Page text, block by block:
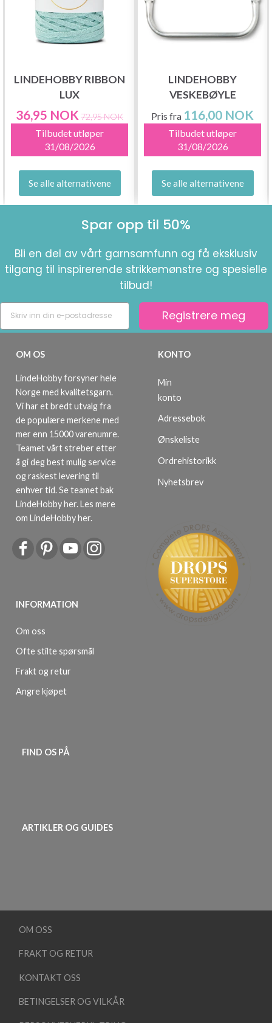
LINDEHOBBY RIBBON
LUX
36,95 NOK 72,95 NOK
Tilbudet utløper
31/08/2026
Se alle alternativene
LINDEHOBBY
VESKEBØYLE
Pris fra 116,00 NOK
Tilbudet utløper
31/08/2026
Se alle alternativene
Spar opp til 50%
Bli en del av vårt garnsamfunn og få eksklusiv
tilgang til inspirerende strikkemønstre og spesielle
tilbud!
Registrere meg
OM OS
LindeHobby forsyner hele
Norge med kvalitetsgarn.
Vi har et bredt utvalg fra
de populære merkene med
mer enn 15000 varenumre.
Teamet vårt streber etter
å gi deg best mulig service
og raskest levering til
enhver tid. Se teamet bak
LindeHobby her.Les mere
om LindeHobby her.
INFORMATION
Om oss
Ofte stilte spørsmål
Frakt og retur
Angre kjøpet
KONTO
Min
konto
Adressebok
Ønskeliste
Ordrehistorikk
Nyhetsbrev
FIND OS PÅ
ARTIKLER OG GUIDES
OM OSS
FRAKT OG RETUR
KONTAKT OSS
BETINGELSER OG VILKÅR